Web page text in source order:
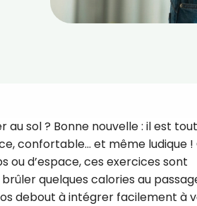
sol ? Bonne nouvelle : il est
confortable… et même ludique !
ou d’espace, ces exercices sont
quelques calories au
debout à intégrer facilement à